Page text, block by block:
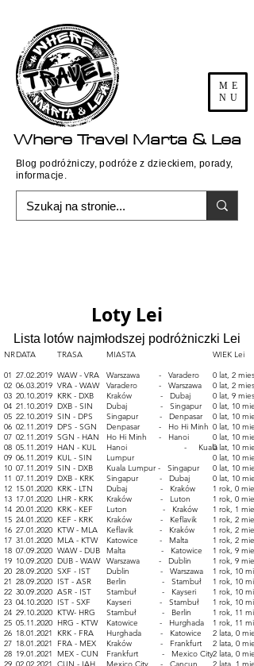
ME
NU
WhereTravel Marta & Lea
Blog podróżniczy, podróże z dzieckiem, porady,
informacje.
Loty Lei
Lista lotów najmłodszej podróżniczki Lei
NR
01
02
03
04
05
06
07
08
09
10
11
12
13
14
15
16
17
18
19
20
21
22
23
24
25
26
27
28
DATA
27.02.2019
06.03.2019
20.10.2019
21.10.2019
22.10.2019
02.11.2019
02.11.2019
05.11.2019
06.11.2019
07.11.2019
07.11.2019
15.01.2020
17.01.2020
20.01.2020
24.01.2020
27.01.2020
31.01.2020
07.09.2020
10.09.2020
28.09.2020
28.09.2020
30.09.2020
04.10.2020
29.10.2020
05.11.2020
18.01.2021
18.01.2021
19.01.2021
TRASA
WAW - VRA
VRA - WAW
KRK - DXB
DXB - SIN
SIN - DPS
DPS - SGN
SGN - HAN
HAN - KUL
KUL - SIN
SIN - DXB
DXB - KRK
KRK - LTN
LHR - KRK
KRK - KEF
KEF - KRK
KTW - MLA
MLA - KTW
WAW - DUB
DUB - WAW
SXF - IST
IST - ASR
ASR - IST
IST - SXF
KTW- HRG
HRG - KTW
KRK - FRA
FRA - MEX
MEX - CUN
MIASTA
Warszawa - Varadero
Varadero - Warszawa
Kraków - Dubaj
Dubaj - Singapur
Singapur - Denpasar
Denpasar - Ho Hi Minh
Ho Hi Minh - Hanoi
Hanoi - Kuala
Lumpur
Kuala Lumpur - Singapur
Singapur - Dubaj
Dubaj - Kraków
Kraków - Luton
Luton - Kraków
Kraków - Keflavik
Keflavik - Kraków
Katowice - Malta
Malta - Katowice
Warszawa - Dublin
Dublin - Warszawa
Berlin - Stambuł
Stambuł - Kayseri
Kayseri - Stambuł
Stambuł - Berlin
Katowice - Hurghada
Hurghada - Katowice
Kraków - Frankfurt
Frankfurt - Mexico City
WIEK Lei
0 lat, 2
0 lat, 2
0 lat, 9
0 lat, 10
0 lat, 10
0 lat, 10
0 lat, 10
0 lat, 10
0 lat, 10
0 lat, 10
0 lat, 10
1 rok, 0
1 rok, 0
1 rok, 1
1 rok, 2
1 rok, 2
1 rok, 2
1 rok, 9
1 rok, 9
1 rok, 10
1 rok, 10
1 rok, 10
1 rok, 10
1 rok, 11
1 rok, 11
2 lata, 0
2 lata, 0
2 lata, 0